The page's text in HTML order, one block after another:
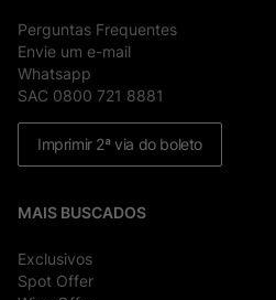
Perguntas Frequentes
Envie um e-mail
Whatsapp
SAC 0800 721 8881
Imprimir 2ª via do boleto
MAIS BUSCADOS
Exclusivos
Spot Offer